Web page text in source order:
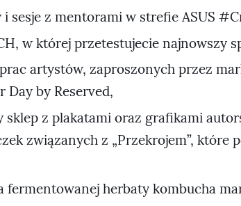
sesje z mentorami w strefie ASUS
w której przetestujecie najnowszy
artystów, zaproszonych przez
Day by Reserved,
sklep z plakatami oraz grafikami
związanych z „Przekrojem”, które
fermentowanej herbaty kombucha